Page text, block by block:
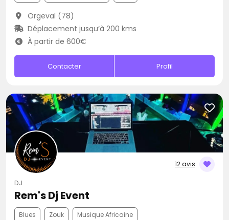
Orgeval (78)
Déplacement jusqu’à 200 kms
À partir de 600€
Contacter Profil
12 avis
DJ
Rem's Dj Event
Blues Zouk Musique Africaine